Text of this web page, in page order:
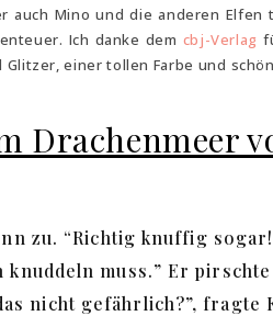
auch Mino und die anderen
Ich danke dem cbj-Verlag
einer tollen Farbe und
Drachenmeer
zu. “Richtig knuffig
muss.” Er
nicht gefährlich?”, fragte